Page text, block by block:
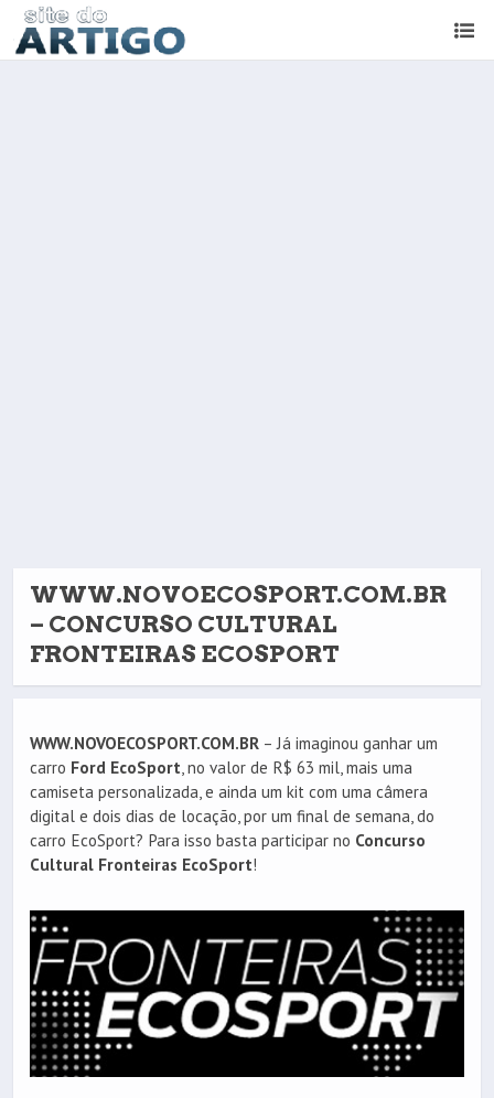
WWW.NOVOECOSPORT.COM.BR
– CONCURSO CULTURAL
FRONTEIRAS ECOSPORT
WWW.NOVOECOSPORT.COM.BR – Já imaginou ganhar um
carro Ford EcoSport, no valor de R$ 63 mil, mais uma
camiseta personalizada, e ainda um kit com uma câmera
digital e dois dias de locação, por um final de semana, do
carro EcoSport? Para isso basta participar no Concurso
Cultural Fronteiras EcoSport‏!